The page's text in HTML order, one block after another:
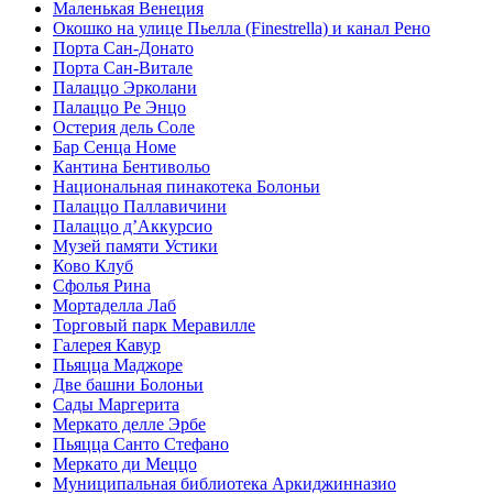
Маленькая Венеция
Окошко на улице Пьелла (Finestrella) и канал Рено
Порта Сан-Донато
Порта Сан-Витале
Палаццо Эрколани
Палаццо Ре Энцо
Остерия дель Соле
Бар Сенца Номе
Кантина Бентивольо
Национальная пинакотека Болоньи
Палаццо Паллавичини
Палаццо д’Аккурсио
Музей памяти Устики
Ково Клуб
Сфолья Рина
Мортаделла Лаб
Торговый парк Меравилле
Галерея Кавур
Пьяцца Маджоре
Две башни Болоньи
Сады Маргерита
Меркато делле Эрбе
Пьяцца Санто Стефано
Меркато ди Меццо
Муниципальная библиотека Аркиджинназио